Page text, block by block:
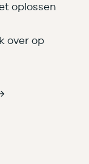
oplossen
over op